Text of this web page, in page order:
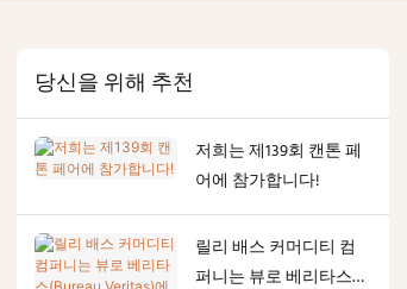
당신을 위해 추천
저희는 제139회 캔톤 페
어에 참가합니다!
릴리 배스 커머디티 컴
퍼니는 뷰로 베리타스